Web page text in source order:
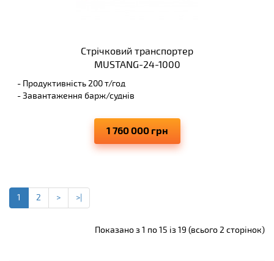
Стрічковий транспортер
MUSTANG-24-1000
1 760 000 грн
- Продуктивність 200 т/год
- Завантаження барж/суднів
- Виключає просипання матеріалів, що переміщуються
1 2 > >|
Показано з 1 по 15 із 19 (всього 2 сторінок)